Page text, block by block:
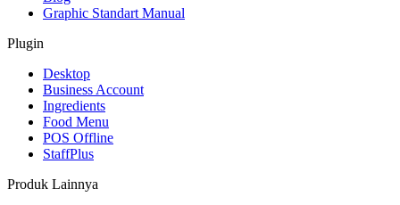
Graphic Standart Manual
Plugin
Desktop
Business Account
Ingredients
Food Menu
POS Offline
StaffPlus
Produk Lainnya